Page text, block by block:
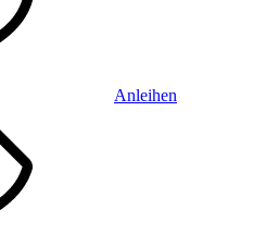
Anleihen